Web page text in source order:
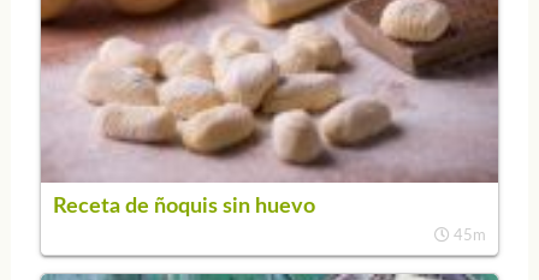
Receta de ñoquis sin huevo
45m